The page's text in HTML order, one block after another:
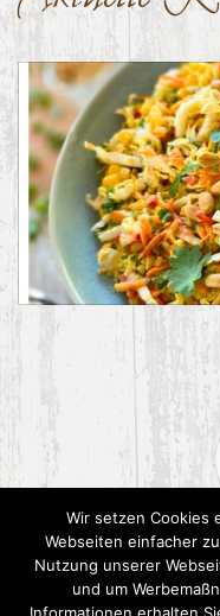
Wir setzen Cookies
Webseiten einfacher
Nutzung unserer
und um